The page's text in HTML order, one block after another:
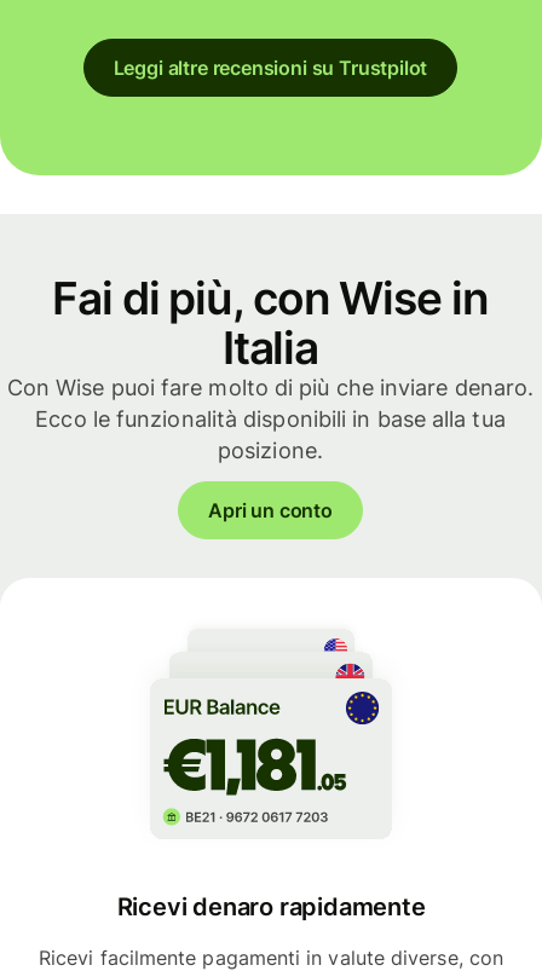
Leggi altre recensioni su Trustpilot
Fai di più, con Wise in
Italia
Con Wise puoi fare molto di più che inviare denaro.
Ecco le funzionalità disponibili in base alla tua
posizione.
Apri un conto
Ricevi denaro rapidamente
Ricevi facilmente pagamenti in valute diverse, con